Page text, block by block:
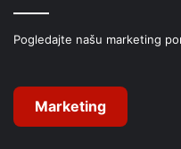
Pogledajte našu marketing
Marketing